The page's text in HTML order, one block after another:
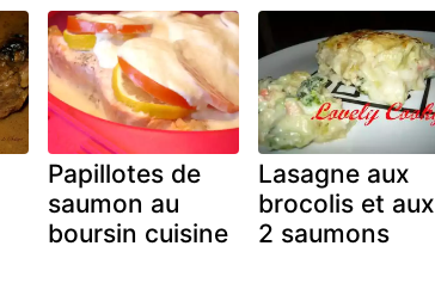
Papillotes de
saumon au
boursin cuisine
Lasagne aux
brocolis et aux
2 saumons